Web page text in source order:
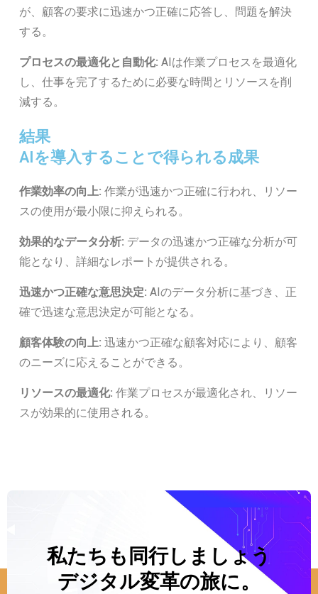
が、顧客の要求に迅速かつ正確に応答し、問題を解決
する。
プロセスの最適化と自動化: AIは作業プロセスを最適化
し、仕事を完了するために必要な時間とリソースを削
減する。
結果
AIを導入することで得られる成果
作業効率の向上: 作業が迅速かつ正確に行われ、リソー
スの使用が最小限に抑えられる。
効果的なデータ分析: データの迅速かつ正確な分析が可
能となり、詳細なレポートが提供される。
迅速かつ正確な意思決定: AIのデータ分析に基づき、正
確で迅速な意思決定が可能となる。
顧客体験の向上: 迅速かつ正確な顧客対応により、顧客
のニーズに応えることができる。
リソースの最適化: 作業プロセスが最適化され、リソー
スが効果的に使用される。
私たちも同行しましょう
デジタル変革の旅に。